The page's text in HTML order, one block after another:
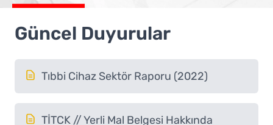
Güncel Duyurular
Tıbbi Cihaz Sektör Raporu (2022)
TİTCK // Yerli Mal Belgesi Hakkında